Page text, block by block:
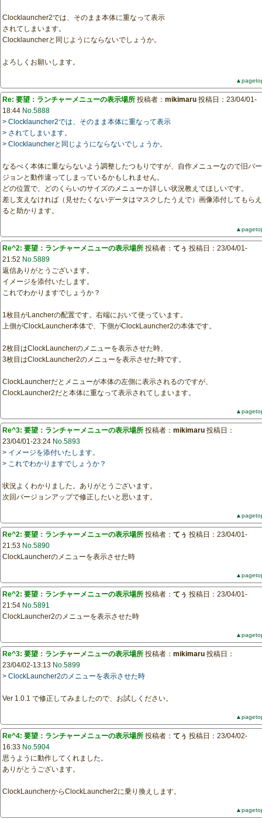
Clocklauncher2では、そのまま本体に重なって表示
されてしまいます。
Clocklauncherと同じようにならないでしょうか。
よろしくお願いします。
Re: 要望：ランチャーメニューの表示場所 投稿者： mikimaru 投稿日：23/04/01-
18:44 No.5888
> Clocklauncher2では、そのまま本体に重なって表示
> されてしまいます。
> Clocklauncherと同じようにならないでしょうか。
なるべく本体に重ならないよう調整したつもりですが、自作メニューなので旧バー
ジョンと動作違ってしまっているかもしれません。
どの位置で、どのくらいのサイズのメニューか詳しい状況教えてほしいです。
差し支えなければ（見せたくないデータはマスクしたうえで）画像添付してもらえ
ると助かります。
Re^2: 要望：ランチャーメニューの表示場所 投稿者： てぅ 投稿日：23/04/01-
21:52 No.5889
返信ありがとうございます。
イメージを添付いたします。
これでわかりますでしょうか？
1枚目がLancherの配置です。右端において使っています。
上側がClockLauncher本体で、下側がClockLauncher2の本体です。
2枚目はClockLauncherのメニューを表示させた時、
3枚目はClockLauncher2のメニューを表示させた時です。
ClockLauncherだとメニューが本体の左側に表示されるのですが、
ClockLauncher2だと本体に重なって表示されてしまいます。
Re^3: 要望：ランチャーメニューの表示場所 投稿者： mikimaru 投稿日：
23/04/01-23:24 No.5893
> イメージを添付いたします。
> これでわかりますでしょうか？
状況よくわかりました。ありがとうございます。
次回バージョンアップで修正したいと思います。
Re^2: 要望：ランチャーメニューの表示場所 投稿者： てぅ 投稿日：23/04/01-
21:53 No.5890
ClockLauncherのメニューを表示させた時
Re^2: 要望：ランチャーメニューの表示場所 投稿者： てぅ 投稿日：23/04/01-
21:54 No.5891
ClockLauncher2のメニューを表示させた時
Re^3: 要望：ランチャーメニューの表示場所 投稿者： mikimaru 投稿日：
23/04/02-13:13 No.5899
> ClockLauncher2のメニューを表示させた時
Ver 1.0.1 で修正してみましたので、お試しください。
Re^4: 要望：ランチャーメニューの表示場所 投稿者： てぅ 投稿日：23/04/02-
16:33 No.5904
思うように動作してくれました。
ありがとうございます。
ClockLauncherからClockLauncher2に乗り換えします。